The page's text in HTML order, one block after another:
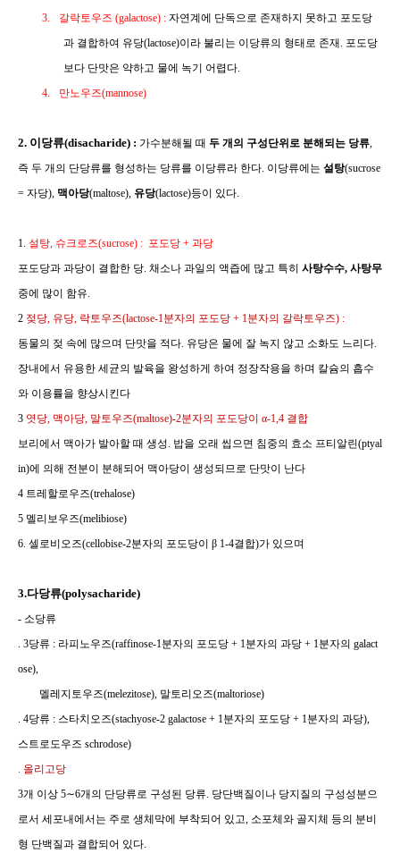
3.
갈락토우즈 (galactose) : 자연계에 단독으로 존재하지 못하고 포도당
과 결합하여 유당(lactose)이라 불리는 이당류의 형태로 존재 . 포도당
보다 단맛은 약하고 물에 녹기 어렵다.
4.
만노우즈(mannose)
2. 이당류(disacharide) : 가수분해될 때 두 개의 구성단위로 분해되는 당류,
즉 두 개의 단당류를 형성하는 당류를 이당류라 한다. 이당류에는 설탕(sucrose
= 자당), 맥아당(maltose), 유당(lactose)등이 있다.
1. 설탕, 슈크로즈(sucrose) : 포도당 + 과당
포도당과 과당이 결합한 당. 채소나 과일의 액즙에 많고 특히 사탕수수, 사탕무
중에 많이 함유.
2 젖당, 유당, 락토우즈(lactose-1분자의 포도당 + 1분자의 갈락토우즈) :
동물의 젖 속에 많으며 단맛을 적다. 유당은 물에 잘 녹지 않고 소화도 느리다.
장내에서 유용한 세균의 발육을 왕성하게 하여 정장작용을 하며 칼슘의 흡수
와 이용률을 향상시킨다
3 엿당, 맥아당, 말토우즈(maltose)-2분자의 포도당이 α-1,4 결합
보리에서 맥아가 발아할 때 생성. 밥을 오래 씹으면 침중의 효소 프티알린(ptyal
in)에 의해 전분이 분해되어 맥아당이 생성되므로 단맛이 난다
4 트레할로우즈(trehalose)
5 멜리보우즈(melibiose)
6. 셀로비오즈(cellobise-2분자의 포도당이 β 1-4결합)가 있으며
3.다당류(polysacharide)
- 소당류
. 3당류 : 라피노우즈(raffinose-1분자의 포도당 + 1분자의 과당 + 1분자의 galact
ose),
멜레지토우즈(melezitose), 말토리오즈(maltoriose)
. 4당류 : 스타치오즈(stachyose-2 galactose + 1분자의 포도당 + 1분자의 과당),
스트로도우즈 schrodose)
. 올리고당
3개 이상 5∼6개의 단당류로 구성된 당류. 당단백질이나 당지질의 구성성분으
로서 세포내에서는 주로 생체막에 부착되어 있고, 소포체와 골지체 등의 분비
형 단백질과 결합되어 있다.